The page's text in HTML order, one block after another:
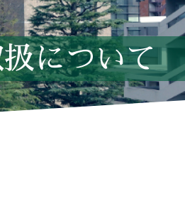
について